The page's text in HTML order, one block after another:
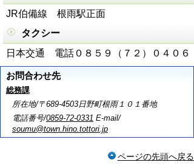
JR伯備線 根雨駅正面
タクシー
日本交通 電話０８５９（７２）０４０６
お問合わせ先
総務課
所在地/〒689-4503日野町根雨１０１番地
電話番号/0859-72-0331 E-mail/
soumu@town.hino.tottori.jp
ページの先頭へ戻る